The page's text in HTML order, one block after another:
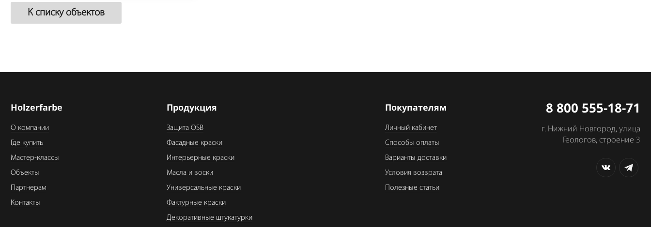
К списку объектов
Holzerfarbe
О компании
Где купить
Мастер-классы
Объекты
Партнерам
Контакты
Продукция
Защита OSB
Фасадные краски
Интерьерные краски
Масла и воски
Универсальные краски
Фактурные краски
Декоративные штукатурки
Покупателям
Личный кабинет
Способы оплаты
Варианты доставки
Условия возврата
Полезные статьи
8 800 555-18-71
г. Нижний Новгород, улица
Геологов, строение 3